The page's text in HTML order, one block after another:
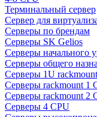
Терминальный сервер
Сервер для
Серверы по брендам
Серверы SK Gelios
Серверы начального
Серверы общего
Серверы 1U rackmount
Серверы rackmount 1
Серверы rackmount 2
Серверы 4 CPU